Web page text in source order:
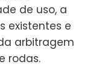
de uso, a
existentes e
arbitragem
rodas.